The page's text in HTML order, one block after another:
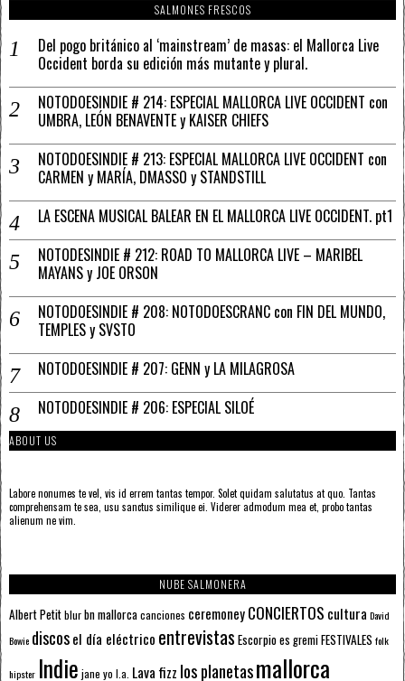
SALMONES FRESCOS
Del pogo británico al ‘mainstream’ de masas: el Mallorca Live
Occident borda su edición más mutante y plural.
NOTODOESINDIE # 214: ESPECIAL MALLORCA LIVE OCCIDENT con
UMBRA, LEÓN BENAVENTE y KAISER CHIEFS
NOTODOESINDIE # 213: ESPECIAL MALLORCA LIVE OCCIDENT con
CARMEN y MARÍA, DMASSO y STANDSTILL
LA ESCENA MUSICAL BALEAR EN EL MALLORCA LIVE OCCIDENT. pt1
NOTODESINDIE # 212: ROAD TO MALLORCA LIVE – MARIBEL
MAYANS y JOE ORSON
NOTODOESINDIE # 208: NOTODOESCRANC con FIN DEL MUNDO,
TEMPLES y SVSTO
NOTODOESINDIE # 207: GENN y LA MILAGROSA
NOTODOESINDIE # 206: ESPECIAL SILOÉ
ABOUT US
Labore nonumes te vel, vis id errem tantas tempor. Solet quidam salutatus at quo. Tantas
comprehensam te sea, usu sanctus similique ei. Viderer admodum mea et, probo tantas
alienum ne vim.
NUBE SALMONERA
Albert Petitblurbn mallorcacanciones ceremoneyCONCIERTOS cultura David
Bowie discosel día eléctrico entrevistas Escorpioes gremiFESTIVALES folk
hipster Indie jane yo l.a. Lava fizz los planetasmallorca